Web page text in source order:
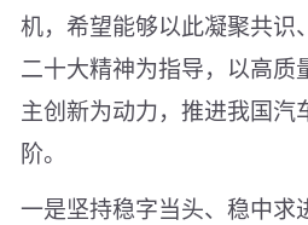
机，希望能够以此凝聚共识
二十大精神为指导，以高质
主创新为动力，推进我国汽
阶。
一是坚持稳字当头、稳中求